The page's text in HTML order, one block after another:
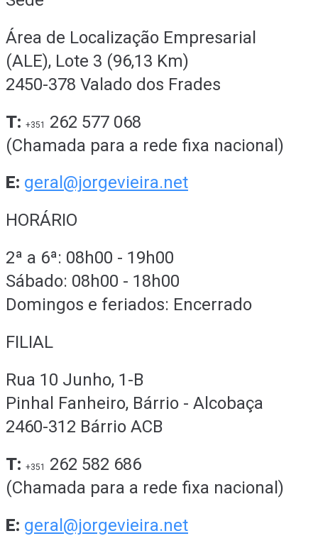
Área de Localização Empresarial
(ALE), Lote 3 (96,13 Km)
2450-378 Valado dos Frades
T: +351
262 577 068
(Chamada para a rede fixa nacional)
E: geral@jorgevieira.net
HORÁRIO
2ª a 6ª: 08h00 - 19h00
Sábado: 08h00 - 18h00
Domingos e feriados: Encerrado
FILIAL
Rua 10 Junho, 1-B
Pinhal Fanheiro, Bárrio - Alcobaça
2460-312 Bárrio ACB
T: +351
262 582 686
(Chamada para a rede fixa nacional)
E: geral@jorgevieira.net